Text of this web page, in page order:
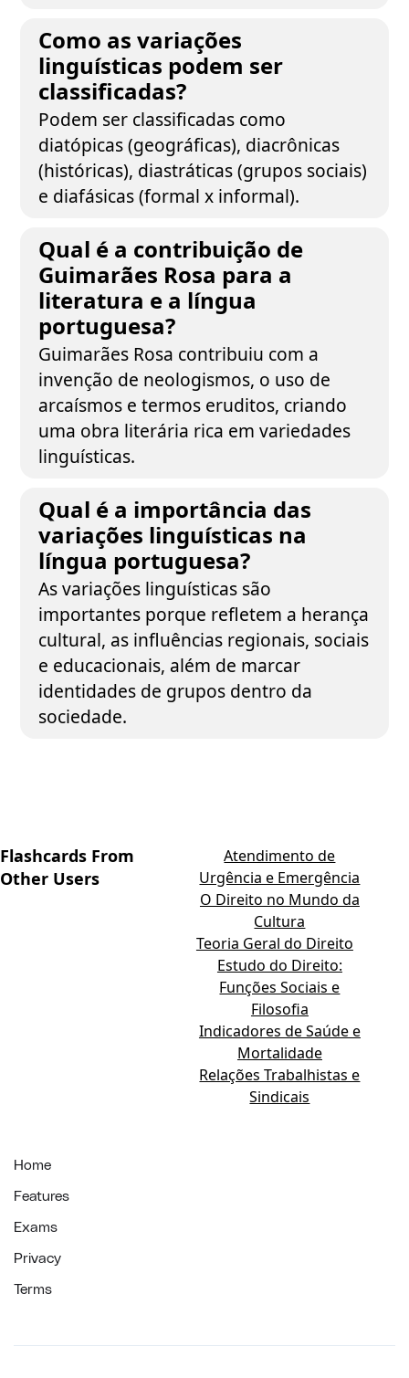
Como as variações
linguísticas podem ser
classificadas?
Podem ser classificadas como
diatópicas (geográficas), diacrônicas
(históricas), diastráticas (grupos sociais)
e diafásicas (formal x informal).
Qual é a contribuição de
Guimarães Rosa para a
literatura e a língua
portuguesa?
Guimarães Rosa contribuiu com a
invenção de neologismos, o uso de
arcaísmos e termos eruditos, criando
uma obra literária rica em variedades
linguísticas.
Qual é a importância das
variações linguísticas na
língua portuguesa?
As variações linguísticas são
importantes porque refletem a herança
cultural, as influências regionais, sociais
e educacionais, além de marcar
identidades de grupos dentro da
sociedade.
Flashcards From
Other Users
Atendimento de
Urgência e Emergência
O Direito no Mundo da
Cultura
Teoria Geral do Direito
Estudo do Direito:
Funções Sociais e
Filosofia
Indicadores de Saúde e
Mortalidade
Relações Trabalhistas e
Sindicais
Home
Features
Exams
Privacy
Terms